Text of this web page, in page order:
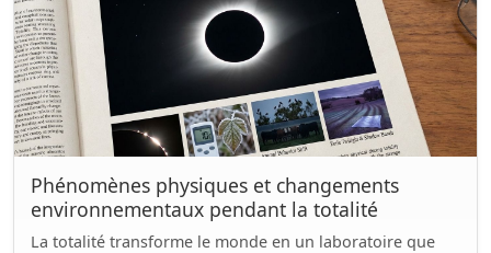
Phénomènes physiques et changements
environnementaux pendant la totalité
La totalité transforme le monde en un laboratoire que